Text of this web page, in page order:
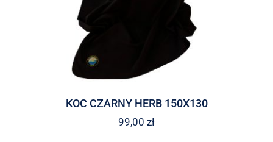
KOC CZARNY HERB 150X130
99,00 zł